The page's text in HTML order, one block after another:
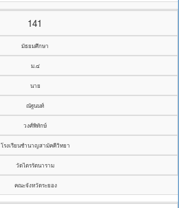
141
มัธยมศึกษา
ม.๔
นาย
ณัฐนนท์
วงศ์พิทักษ์
โรงเรียนชำนาญสามัคคีวิทยา
วัดไตรรัตนาราม
คณะจังหวัดระยอง